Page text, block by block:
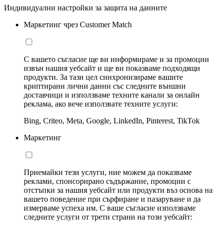
Индивидуални настройки за защита на данните
Маркетинг чрез Customer Match
С вашето съгласие ще ви информираме и за промоции
извън нашия уебсайт и ще ви показваме подходящи
продукти. За тази цел синхронизираме вашите
криптирани лични данни със следните външни
доставчици и използваме техните канали за онлайн
реклама, ако вече използвате техните услуги:
Bing, Criteo, Meta, Google, LinkedIn, Pinterest, TikTok
Маркетинг
Приемайки тези услуги, ние можем да показваме
реклами, спонсорирано съдържание, промоции с
отстъпки за нашия уебсайт или продукти въз основа на
вашето поведение при сърфиране и пазаруване и да
измерваме успеха им. С ваше съгласие използваме
следните услуги от трети страни на този уебсайт: